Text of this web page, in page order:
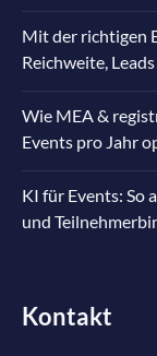
Mit der richtigen
Reichweite,
Wie MEA &
Events pro Jahr
KI für Events: So
und
Kontakt